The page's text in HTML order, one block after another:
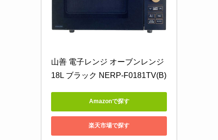
山善 電子レンジ オーブンレンジ
18L ブラック NERP-F0181TV(B)
Amazonで探す
楽天市場で探す